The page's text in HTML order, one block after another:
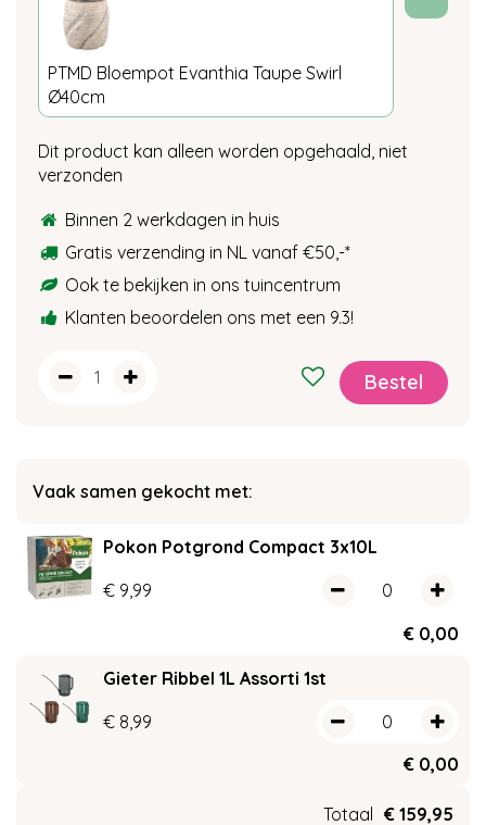
PTMD Bloempot Evanthia Taupe Swirl
Ø40cm
Dit product kan alleen worden opgehaald, niet
verzonden
Binnen 2 werkdagen in huis
Gratis verzending in NL vanaf €50,-*
Ook te bekijken in ons tuincentrum
Klanten beoordelen ons met een 9.3!
Vaak samen gekocht met:
Pokon Potgrond Compact 3x10L
€ 9 99
€ 0,00
Gieter Ribbel 1L Assorti 1st
€ 8 99
€ 0,00
Totaal € 159,95